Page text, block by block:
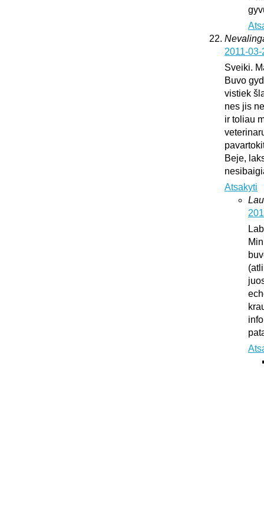
2011-
Sveiki.
Buvo
vistiek
nes jis
ir toliau
Beje,
Atsakyti